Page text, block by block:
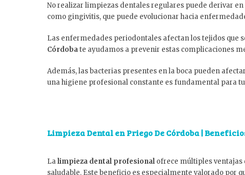
No realizar limpiezas dentales regulares puede derivar
como gingivitis, que puede evolucionar hacia
Las enfermedades periodontales afectan los tejidos que
Córdobate ayudamos a prevenir estas complicaciones
Además, las bacterias presentes en la boca pueden
una higiene profesional constante es fundamental para
Limpieza Dental en Priego De Córdoba |
Lalimpieza dental profesional ofrece múltiples ventajas
saludable. Este beneficio es especialmente valorado por